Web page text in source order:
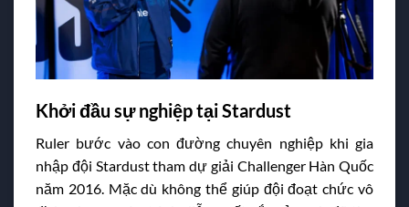
Khởi đầu sự nghiệp tại Stardust
Ruler bước vào con đường chuyên nghiệp khi gia
nhập đội Stardust tham dự giải Challenger Hàn Quốc
năm 2016. Mặc dù không thể giúp đội đoạt chức vô